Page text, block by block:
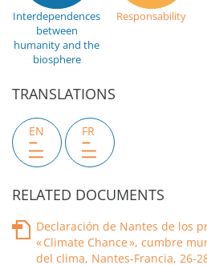
Interdependences
between
humanity and the
biosphere
Responsability
TRANSLATIONS
EN FR
RELATED DOCUMENTS
Declaración de Nantes de los
« Climate Chance », cumbre
del clima, Nantes-Francia, 26-